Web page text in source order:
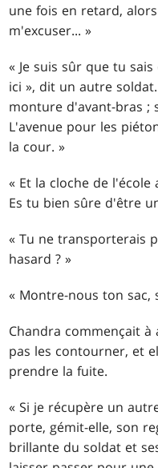
une fois en retard,
m'excuser... »
« Je suis sûr que tu
ici », dit un autre
monture d'avant-bras ;
L'avenue pour les
la cour. »
« Et la cloche de
Es tu bien sûre d'être
« Tu ne transporterais
hasard ? »
« Montre-nous ton sac,
Chandra commençait
pas les contourner, et
prendre la fuite.
« Si je récupère un
porte, gémit-elle, son
brillante du soldat et